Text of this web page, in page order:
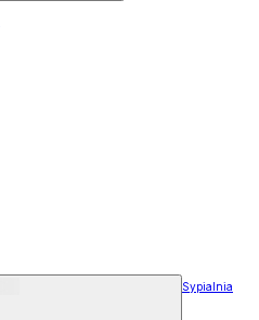
Sypialnia